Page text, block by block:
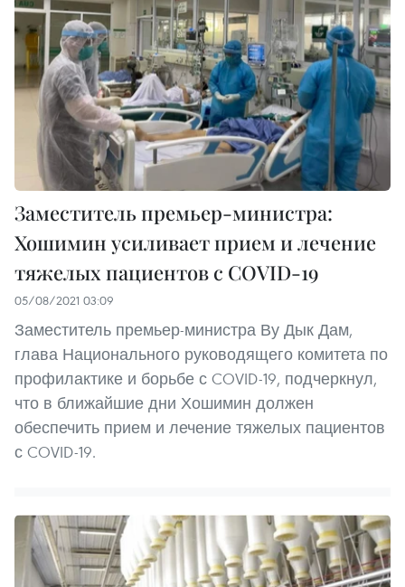
Заместитель премьер-министра:
Хошимин усиливает прием и лечение
тяжелых пациентов с COVID-19
05/08/2021 03:09
Заместитель премьер-министра Ву Дык Дам,
глава Национального руководящего комитета по
профилактике и борьбе с COVID-19, подчеркнул,
что в ближайшие дни Хошимин должен
обеспечить прием и лечение тяжелых пациентов
с COVID-19.